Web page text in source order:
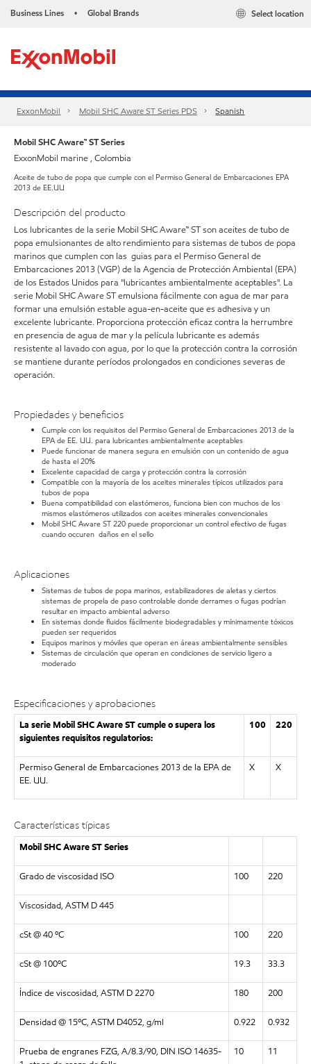
Business Lines • Global Brands Select location
ExxonMobil Mobil SHC Aware ST Series PDS Spanish
Mobil SHC Aware™ ST Series
ExxonMobil marine , Colombia
Aceite de tubo de popa que cumple con el Permiso General de Embarcaciones EPA
2013 de EE.UU
Descripción del producto
Los lubricantes de la serie Mobil SHC Aware™ ST son aceites de tubo de
popa emulsionantes de alto rendimiento para sistemas de tubos de popa
marinos que cumplen con las guias para el Permiso General de
Embarcaciones 2013 (VGP) de la Agencia de Protección Ambiental (EPA)
de los Estados Unidos para "lubricantes ambientalmente aceptables". La
serie Mobil SHC Aware ST emulsiona fácilmente con agua de mar para
formar una emulsión estable agua-en-aceite que es adhesiva y un
excelente lubricante. Proporciona protección eficaz contra la herrumbre
en presencia de agua de mar y la película lubricante es además
resistente al lavado con agua, por lo que la protección contra la corrosión
se mantiene durante períodos prolongados en condiciones severas de
operación.
Propiedades y beneficios
Cumple con los requisitos del Permiso General de Embarcaciones 2013 de la
EPA de EE. UU. para lubricantes ambientalmente aceptables
Puede funcionar de manera segura en emulsión con un contenido de agua
de hasta el 20%
Excelente capacidad de carga y protección contra la corrosión
Compatible con la mayoría de los aceites minerales típicos utilizados para
tubos de popa
Buena compatibilidad con elastómeros, funciona bien con muchos de los
mismos elastómeros utilizados con aceites minerales convencionales
Mobil SHC Aware ST 220 puede proporcionar un control efectivo de fugas
cuando occuren daños en el sello
Aplicaciones
Sistemas de tubos de popa marinos, estabilizadores de aletas y ciertos
sistemas de propela de paso controlable donde derrames o fugas podrían
resultar en impacto ambiental adverso
En sistemas donde fluidos fácilmente biodegradables y mínimamente tóxicos
pueden ser requeridos
Equipos marinos y móviles que operan en áreas ambientalmente sensibles
Sistemas de circulación que operan en condiciones de servicio ligero a
moderado
Especificaciones y aprobaciones
La serie Mobil SHC Aware ST cumple o supera los
siguientes requisitos regulatorios:
100 220
Permiso General de Embarcaciones 2013 de la EPA de
EE. UU.
X X
Características típicas
Mobil SHC Aware ST Series
Grado de viscosidad ISO 100 220
Viscosidad, ASTM D 445
cSt @ 40 ºC 100 220
cSt @ 100ºC 19.3 33.3
Índice de viscosidad, ASTM D 2270 180 200
Densidad @ 15ºC, ASTM D4052, g/ml 0.922 0.932
Prueba de engranes FZG, A/8.3/90, DIN ISO 14635-
10 11